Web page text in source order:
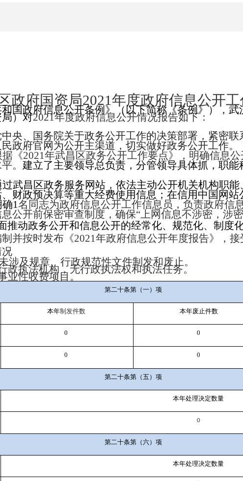
政府国资局2021年度政府信息公开
国政府信息公开条例》（以下简称《条例》），
）对2021年度政府信息公开情况报告如下：
央、国务院关于政务公开工作的决策部署，紧密
政府官网为公开主渠道，切实做好政务公开工作。
据 《2021年武昌区政务公开工作要点》， 明确信息
。 建立了主要领导总负责，分管领导具体抓，职
过武昌区政务服务网站，依法主动公开机关机构职
财政预决算等重大经费使用信息；在信用中国网
确1名同志为政府信息公开工作信息员，负责政府信
公开前保密审查制度，确保“上网信息不涉密，涉
推动政务公开和信息公开的经常化、规范化、制度
并按时发布《2021年政府信息公开年度报告》，
涉及规章、行政规范性文件制发和废止。
政执法机构，无行政执法权和执法任务。
业性收费项目。
第二十条第（一）项
本年制发件数 本年废止件数
0 0
0 0
第二十条第（五）项
本年处理决定数量
0
第二十条第（六）项
本年处理决定数量